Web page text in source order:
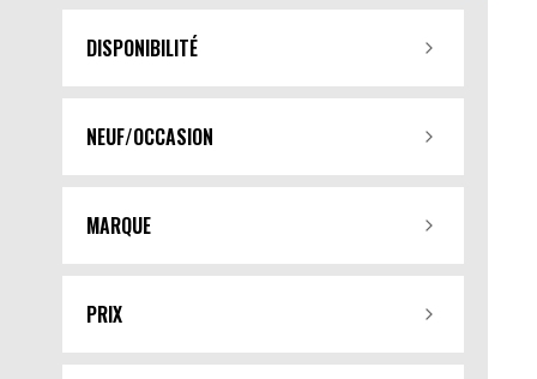
DISPONIBILITÉ
NEUF/OCCASION
MARQUE
PRIX